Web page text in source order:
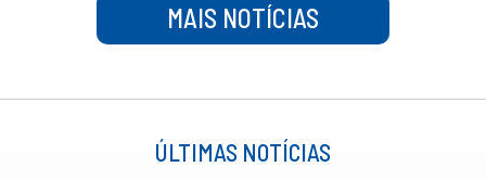
MAIS NOTÍCIAS
ÚLTIMAS NOTÍCIAS